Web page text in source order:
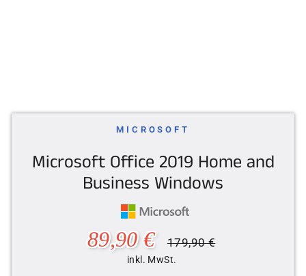
MICROSOFT
Microsoft Office 2019 Home and
Business Windows
89,90 €
Preis
179,90 €
inkl. MwSt.